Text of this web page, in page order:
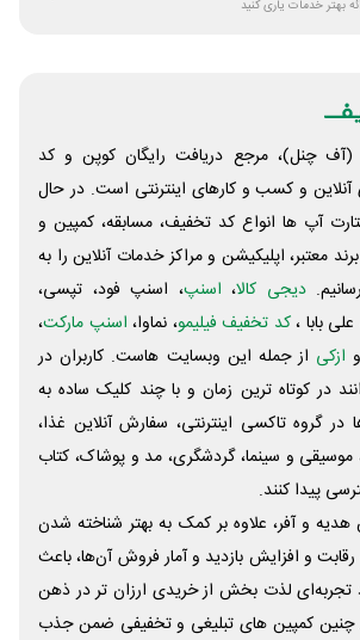
بهتر خدمات یاری کنید
(آف چنل)، مرجع دریافت رایگان کوپن و کد
و کسب و‌ کارهای اینترنتی است. در حال
آپ ها انواع کد تخفیف، مسابقه، کمپین و
معتبر، اپلیکیشن و مراکز خدمات آنلاین را به
دیجی کالا، اسنپ، اسنپ فود، تپسی،
بابا ،کد تخفیف فیلیمو، نماوا، اسنپ مارکت،
ازکی از جمله این وبسایت ‌هاست. کاربران در
در کوتاه ترین زمان و با چند کلیک ساده به
گروه تاکسی اینترنتی، سفارش آنلاین غذا،
موسیقی و سینما، گردشگری، مد و پوشاک، کتاب
پیدا کنند.
هدیه و آفر، علاوه بر کمک به بهتر شناخته شدن
و افزایش بازدید و آمار فروش آن‌ها، باعث
تجربه‌ای لذت بخش از خریدی ارزان تر در ذهن
چنین کمپین های تبلیغی و تخفیفی ضمن جذب